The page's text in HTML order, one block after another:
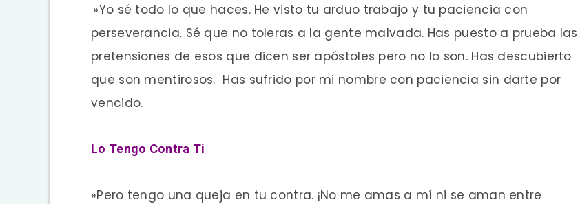
»Yo sé todo lo que haces. He visto tu arduo trabajo y tu paciencia con
perseverancia. Sé que no toleras a la gente malvada. Has puesto a prueba las
pretensiones de esos que dicen ser apóstoles pero no lo son. Has descubierto
que son mentirosos. Has sufrido por mi nombre con paciencia sin darte por
vencido.
Lo Tengo Contra Ti
»Pero tengo una queja en tu contra. ¡No me amas a mí ni se aman entre